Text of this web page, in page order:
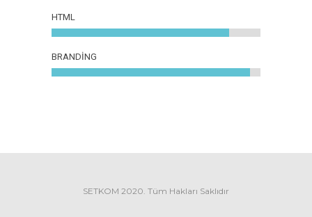
HTML
BRANDING
SETKOM 2020. Tüm Hakları Saklıdır